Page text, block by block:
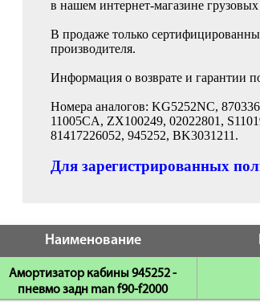
в нашем интернет-магазине
В продаже только
производителя.
Информация о возврате и гарантии
Номера аналогов: KG5252NC,
11005CA, ZX100249, 02022801,
81417226052, 945252, BK3031211.
Для зарегистрированных
Наименование
Амортизатор кабины 945252 -
пневмо задн man f90-f2000